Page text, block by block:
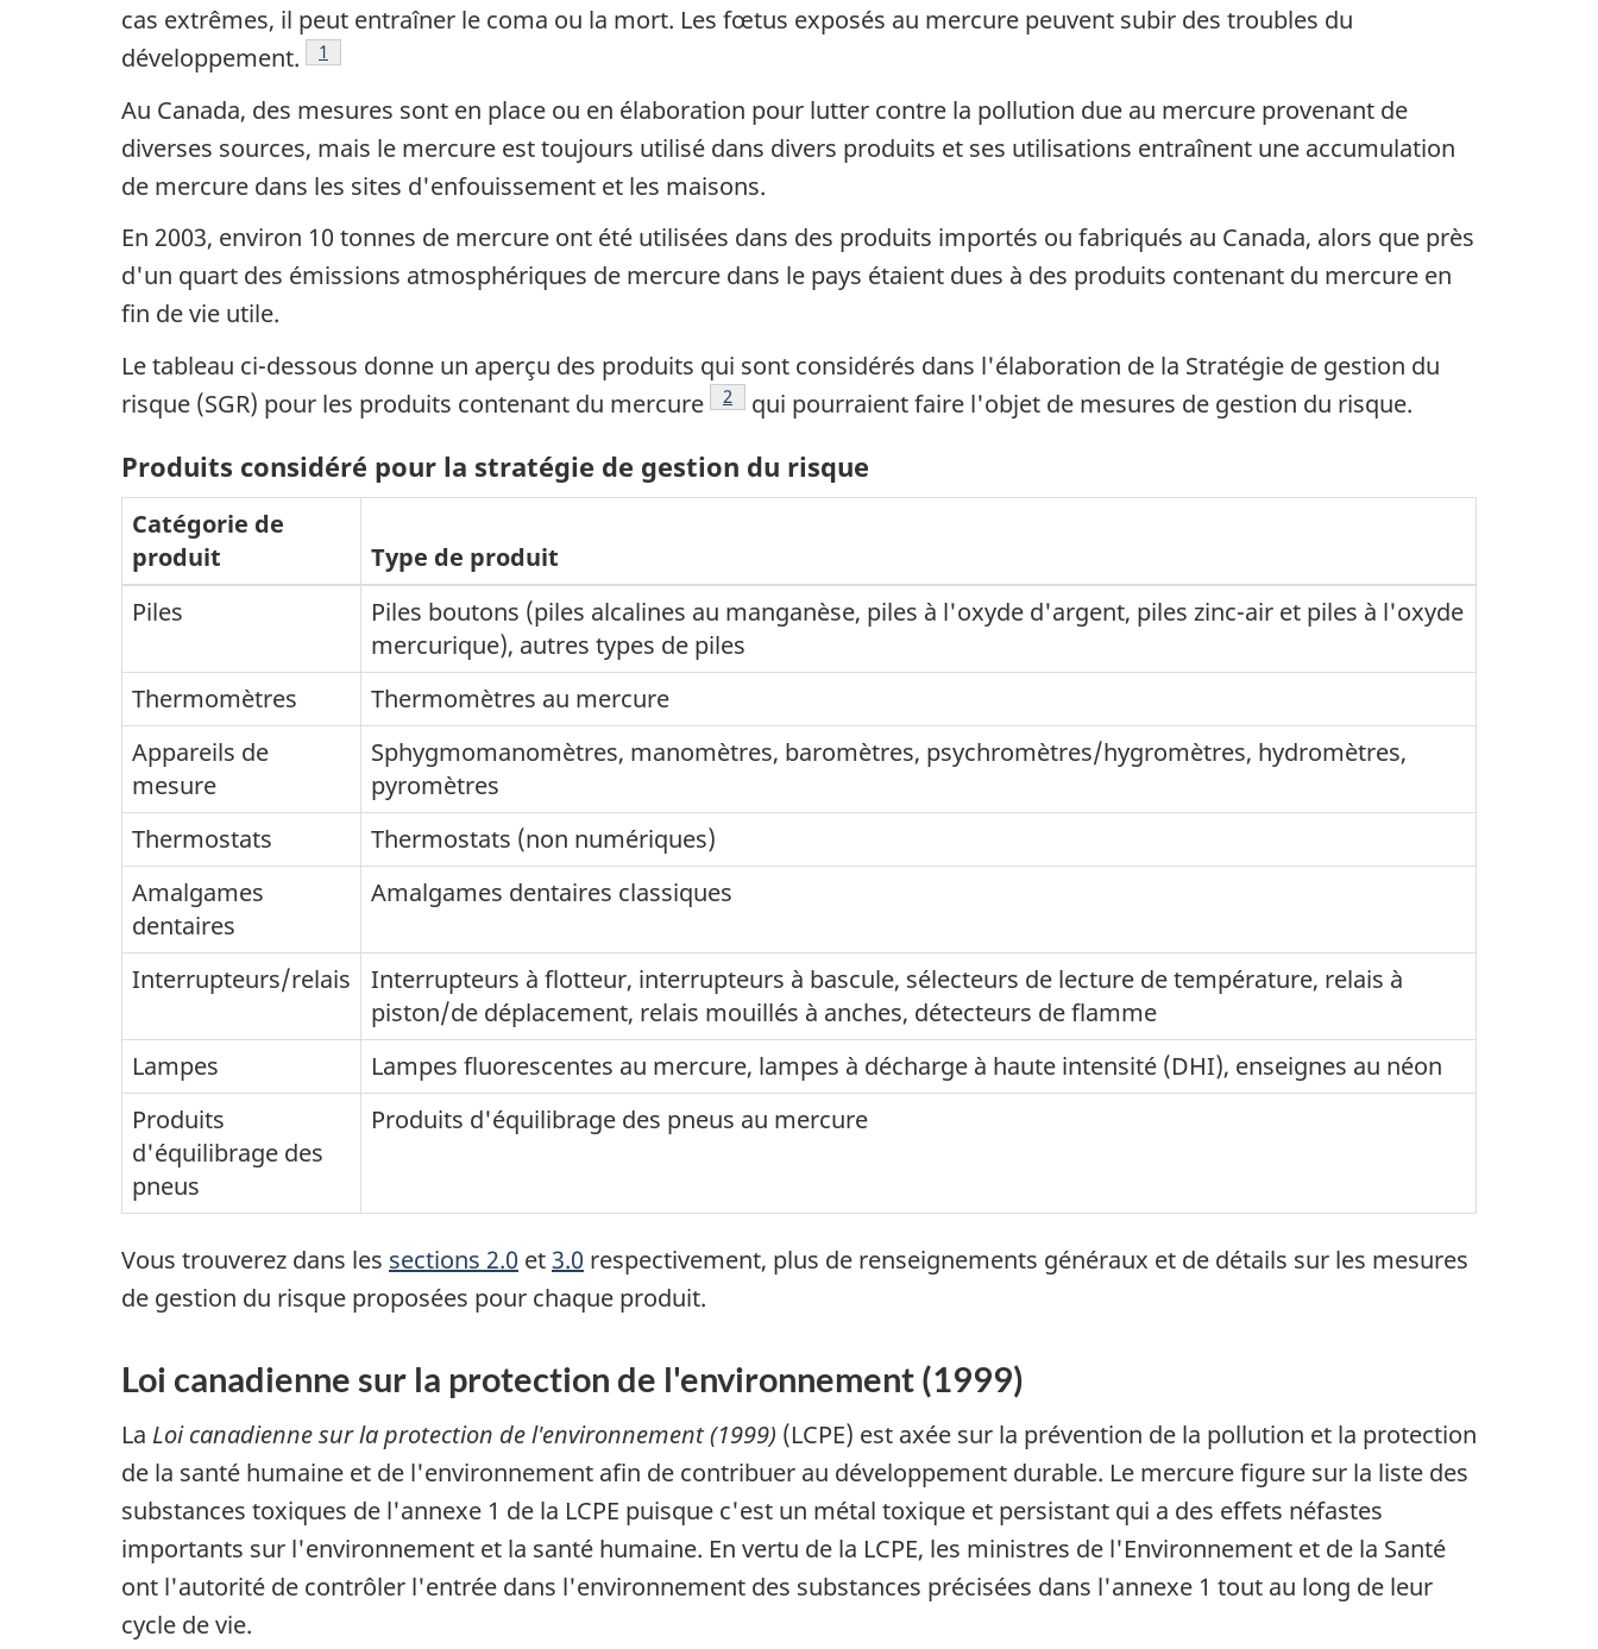
cas extrêmes, il peut entraîner le coma ou la mort. Les fœtus exposés au mercure peuvent subir des troubles du
développement.
Note de bas de page
1
Au Canada, des mesures sont en place ou en élaboration pour lutter contre la pollution due au mercure provenant de
diverses sources, mais le mercure est toujours utilisé dans divers produits et ses utilisations entraînent une accumulation
de mercure dans les sites d'enfouissement et les maisons.
En 2003, environ 10 tonnes de mercure ont été utilisées dans des produits importés ou fabriqués au Canada, alors que près
d'un quart des émissions atmosphériques de mercure dans le pays étaient dues à des produits contenant du mercure en
fin de vie utile.
Le tableau ci-dessous donne un aperçu des produits qui sont considérés dans l'élaboration de la Stratégie de gestion du
risque (SGR) pour les produits contenant du mercure
Note de bas de page
2 qui pourraient faire l'objet de mesures de gestion du risque.
Produits considéré pour la stratégie de gestion du risque
Catégorie de
produit
Type de produit
Piles
Piles boutons (piles alcalines au manganèse, piles à l'oxyde d'argent, piles zinc-air et piles à l'oxyde
mercurique), autres types de piles
Thermomètres
Thermomètres au mercure
Appareils de
mesure
Sphygmomanomètres, manomètres, baromètres, psychromètres/hygromètres, hydromètres,
pyromètres
Thermostats
Thermostats (non numériques)
Amalgames
dentaires
Amalgames dentaires classiques
Interrupteurs/relais
Interrupteurs à flotteur, interrupteurs à bascule, sélecteurs de lecture de température, relais à
piston/de déplacement, relais mouillés à anches, détecteurs de flamme
Lampes
Lampes fluorescentes au mercure, lampes à décharge à haute intensité (DHI), enseignes au néon
Produits
d'équilibrage des
pneus
Produits d'équilibrage des pneus au mercure
Vous trouverez dans les sections 2.0 ets
e
t
o
n
3.0 respectivement, plus de renseignements généraux et de détails sur les mesures
de gestion du risque proposées pour chaque produit.
Loi canadienne sur la protection de l'environnement (1999)
La Loi canadienne sur la protection de l'environnement (1999) (LCPE) est axée sur la prévention de la pollution et la protection
de la santé humaine et de l'environnement afin de contribuer au développement durable. Le mercure figure sur la liste des
substances toxiques de l'annexe 1 de la LCPE puisque c'est un métal toxique et persistant qui a des effets néfastes
importants sur l'environnement et la santé humaine. En vertu de la LCPE, les ministres de l'Environnement et de la Santé
ont l'autorité de contrôler l'entrée dans l'environnement des substances précisées dans l'annexe 1 tout au long de leur
cycle de vie.